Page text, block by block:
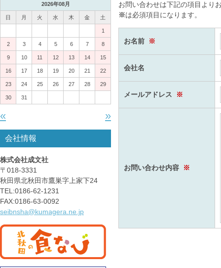
お問い合わせは下記の項目より
※は必須項目になります。
お名前 ※
会社名
メールアドレス ※
お問い合わせ内容 ※
2026年08月
日 月 火 水 木 金 土
1
2 3 4 5 6 7 8
9 10 11 12 13 14 15
16 17 18 19 20 21 22
23 24 25 26 27 28 29
30 31
« »
会社情報
株式会社成文社
〒018-3331
秋田県北秋田市鷹巣字上家下24
TEL:0186-62-1231
FAX:0186-63-0092
seibnsha@kumagera.ne.jp